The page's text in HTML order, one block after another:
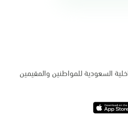
السعودية للمواطنين والمقيمين